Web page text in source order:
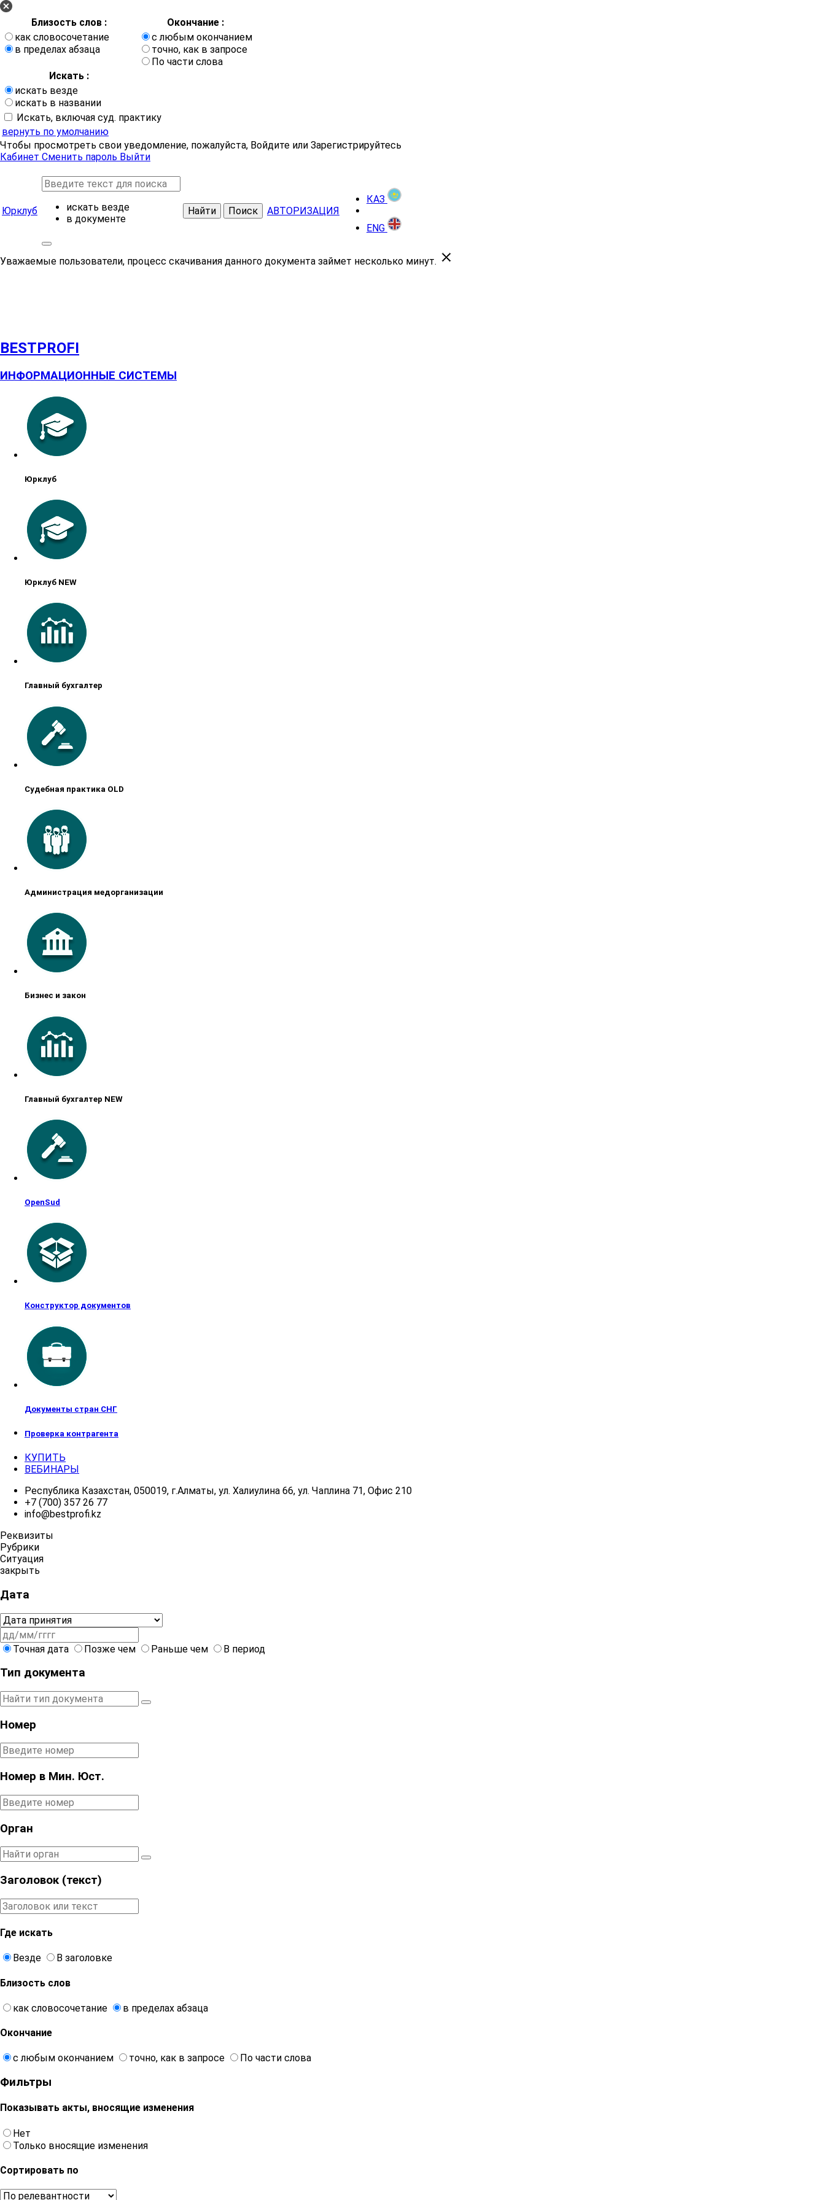
Близость слов :
Окончание :
как словосочетание
в пределах абзаца
с любым окончанием
точно, как в запросе
По части слова
Искать :
искать везде
искать в названии
Искать, включая суд. практику
вернуть по умолчанию
Чтобы просмотреть свои уведомление, пожалуйста, Войдите или Зарегистрируйтесь
Кабинет Сменить пароль Выйти
Юрклуб
искать везде
в документе
Найти Поиск АВТОРИЗАЦИЯ
КАЗ
ENG
Уважаемые пользователи, процесс скачивания данного документа займет несколько минут.
BESTPROFI
ИНФОРМАЦИОННЫЕ СИСТЕМЫ
Юрклуб
Юрклуб NEW
Главный бухгалтер
Судебная практика OLD
Администрация медорганизации
Бизнес и закон
Главный бухгалтер NEW
OpenSud
Конструктор документов
Документы стран СНГ
Проверка контрагента
КУПИТЬ
ВЕБИНАРЫ
Республика Казахстан, 050019, г.Алматы, ул. Халиулина 66, ул. Чаплина 71, Офис 210
+7 (700) 357 26 77
info@bestprofi.kz
Реквизиты
Рубрики
Ситуация
закрыть
Дата
Точная дата Позже чем Раньше чем В период
Тип документа
Номер
Номер в Мин. Юст.
Орган
Заголовок (текст)
Где искать
Везде В заголовке
Близость слов
как словосочетание в пределах абзаца
Окончание
с любым окончанием точно, как в запросе По части слова
Фильтры
Показывать акты, вносящие изменения
Нет
Только вносящие изменения
Сортировать по